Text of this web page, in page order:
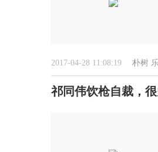
2017-04-28 11:08:19 朴树
祁同伟饮枪自裁，